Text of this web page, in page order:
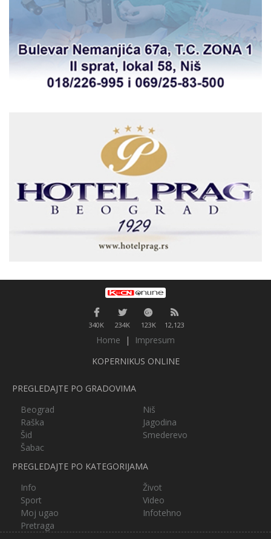
340K 234K 123K 12,123
Home |
Impresum
KOPERNIKUS ONLINE
PREGLEDAJTE PO GRADOVIMA
Beograd
Niš
Raška
Jagodina
Šid
Smederevo
Šabac
PREGLEDAJTE PO KATEGORIJAMA
Info
Život
Sport
Video
Moj ugao
Infotehno
Pretraga